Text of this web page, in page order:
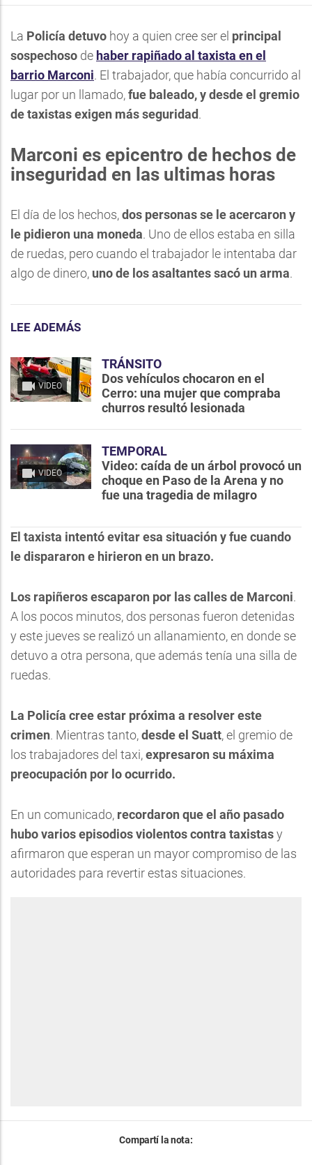
La Policía detuvo hoy a quien cree ser el principal
sospechoso de haber rapiñado al taxista en el
barrio Marconi. El trabajador, que había concurrido al
lugar por un llamado,fue baleado, y desde el gremio
de taxistas exigen más seguridad.
Marconi es epicentro de hechos de
inseguridad en las ultimas horas
El día de los hechos,dos personas se le acercaron y
le pidieron una moneda. Uno de ellos estaba en silla
de ruedas, pero cuando el trabajador le intentaba dar
algo de dinero, uno de los asaltantes sacó un arma.
LEE ADEMÁS
VIDEO
TRÁNSITO
Dos vehículos chocaron en el
Cerro: una mujer que compraba
churros resultó lesionada
VIDEO
TEMPORAL
Video: caída de un árbol provocó un
choque en Paso de la Arena y no
fue una tragedia de milagro
El taxista intentó evitar esa situación y fue cuando
le dispararon e hirieron en un brazo.
Los rapiñeros escaparon por las calles de Marconi.
A los pocos minutos, dos personas fueron detenidas
y este jueves se realizó un allanamiento, en donde se
detuvo a otra persona, que además tenía una silla de
ruedas.
La Policía cree estar próxima a resolver este
crimen. Mientras tanto,desde el Suatt, el gremio de
los trabajadores del taxi,expresaron su máxima
preocupación por lo ocurrido.
En un comunicado, recordaron que el año pasado
hubo varios episodios violentos contra taxistasy
afirmaron que esperan un mayor compromiso de las
autoridades para revertir estas situaciones.
Compartí la nota: